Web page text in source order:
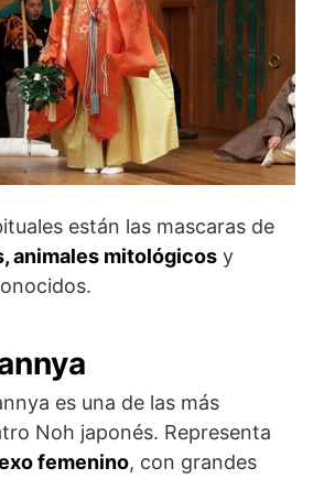
están las mascaras de
animales mitológicos y
es una de las más
Noh japonés. Representa
femenino, con grandes